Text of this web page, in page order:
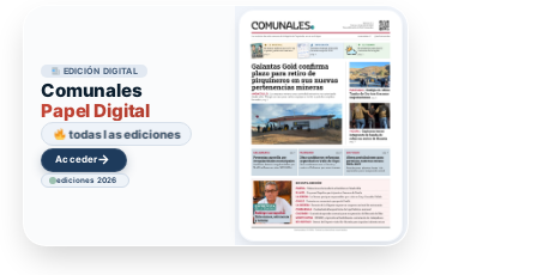
EDICIÓN DIGITAL
Comunales
Papel Digital
todas las ediciones
Acceder→
ediciones 2026